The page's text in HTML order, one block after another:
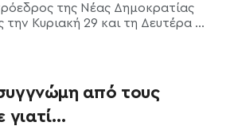
της Νέας Δημοκρατίας
Κυριακή 29 και τη Δευτέρα ...
από τους
γιατί…